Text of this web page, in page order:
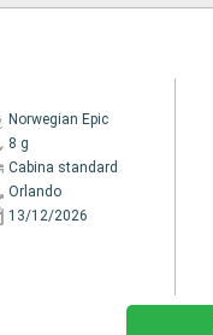
Norwegian Epic
8 g
Cabina standard
Orlando
13/12/2026